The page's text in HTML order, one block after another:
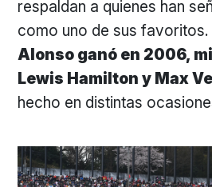
respaldan a quienes han
como uno de sus favoritos.
Alonso ganó en 2006,
Lewis Hamilton y Max
hecho en distintas